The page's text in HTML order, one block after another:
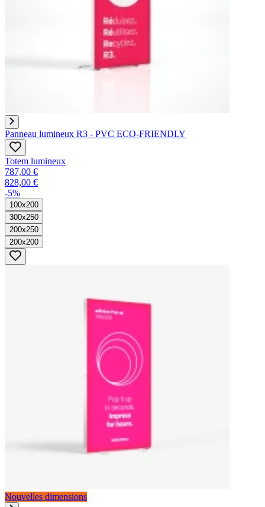
Panneau lumineux R3 - PVC ECO-FRIENDLY
Totem lumineux
787,00 €
828,00 €
-5%
100x200
300x250
200x250
200x200
Nouvelles dimensions